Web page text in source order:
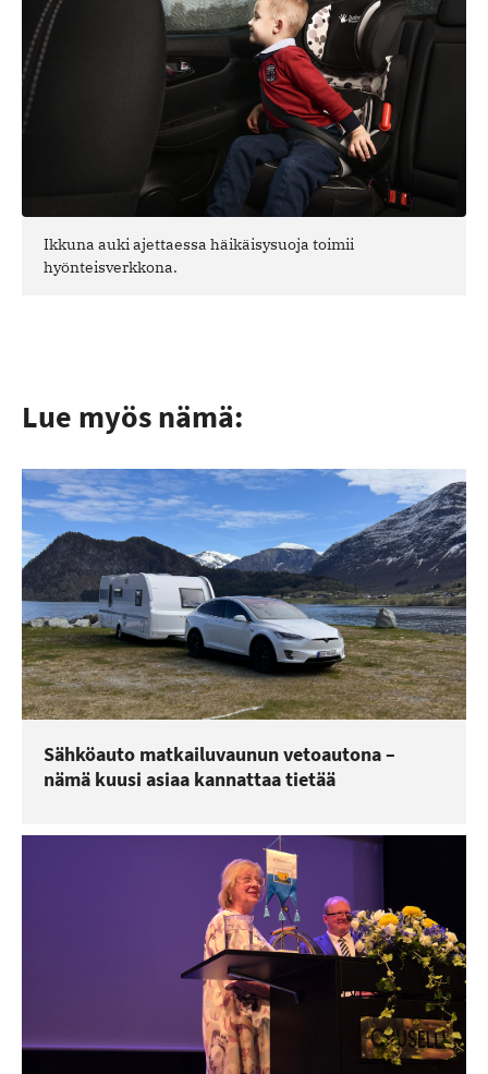
Ikkuna auki ajettaessa häikäisysuoja toimii
hyönteisverkkona.
Lue myös nämä:
Sähköauto matkailuvaunun vetoautona –
nämä kuusi asiaa kannattaa tietää